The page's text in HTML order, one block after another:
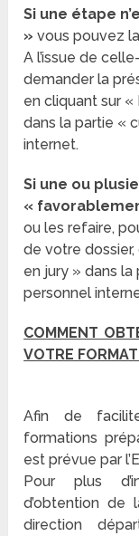
Si une étape
» vous pouvez
A l’issue de
demander la
en cliquant sur
dans la partie «
internet.
Si une ou
«
ou les refaire,
de votre
en jury » dans
personnel
COMMENT
VOTRE
Afin de
formations
est prévue par
Pour plus
d’obtention de
direction